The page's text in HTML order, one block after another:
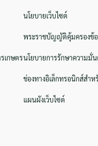
เกษตร
นโยบายเว็บไซต์
พระราชบัญญัติคุ้มครองข้อ
นโยบายการรักษาความมั่
ช่องทางอิเล็กทรอนิกส์สำห
แผนผังเว็บไซต์